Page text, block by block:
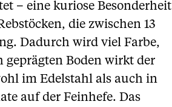
– eine kuriose Besonderheit
die zwischen 13
Dadurch wird viel Farbe,
Boden wirkt der
im Edelstahl als auch in
auf der Feinhefe. Das